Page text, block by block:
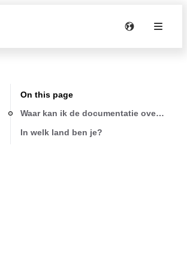
On this page
Waar kan ik de documentatie over mijn
In welk land ben je?